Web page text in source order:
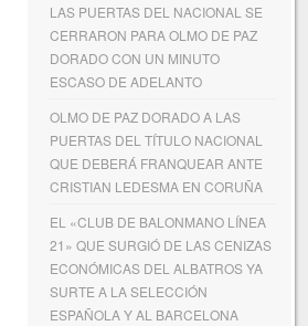
LAS PUERTAS DEL NACIONAL SE
CERRARON PARA OLMO DE PAZ
DORADO CON UN MINUTO
ESCASO DE ADELANTO
OLMO DE PAZ DORADO A LAS
PUERTAS DEL TÍTULO NACIONAL
QUE DEBERÁ FRANQUEAR ANTE
CRISTIAN LEDESMA EN CORUÑA
EL «CLUB DE BALONMANO LÍNEA
21» QUE SURGIÓ DE LAS CENIZAS
ECONÓMICAS DEL ALBATROS YA
SURTE A LA SELECCIÓN
ESPAÑOLA Y AL BARCELONA